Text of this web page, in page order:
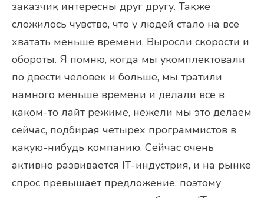
заказчик интересны друг другу. Также
сложилось чувство, что у людей стало на все
хватать меньше времени. Выросли скорости и
обороты. Я помню, когда мы укомплектовали
по двести человек и больше, мы тратили
намного меньше времени и делали все в
каком-то лайт режиме, нежели мы это делаем
сейчас, подбирая четырех программистов в
какую-нибудь компанию. Сейчас очень
активно развивается IT-индустрия, и на рынке
спрос превышает предложение, поэтому